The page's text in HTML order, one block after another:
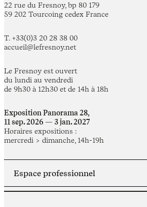
22 rue du Fresnoy, bp 80 179
59 202 Tourcoing cedex France
T. +33(0)3 20 28 38 00
accueil@lefresnoy.net
Le Fresnoy est ouvert
du lundi au vendredi
de 9h30 à 12h30 et de 14h à 18h
Exposition Panorama 28,
11 sep. 2026 — 3 jan. 2027
Horaires expositions :
mercredi > dimanche, 14h-19h